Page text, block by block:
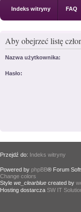
Indeks witryny FAQ
Aby obejrzeć listę
Nazwa użytkownika:
Hasło:
Przejdź do: Indeks witryny
Powered by phpBB® Forum
Change colors
Style we_clearblue created by
Hosting dostarcza SW IT